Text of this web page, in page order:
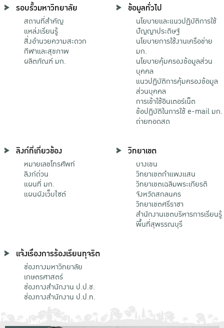
รอบรั้วมหาวิทยาลัย
สถานที่สำคัญ
แหล่งเรียนรู้
สิ่งอำนวยความสะดวก
กีฬาและสุขภาพ
ผลิตภัณฑ์ มก.
ข้อมูลทั่วไป
นโยบายและแนวปฏิบัติการใช้
ปัญญาประดิษฐ์
นโยบายการใช้งานเครือข่าย
มก.
นโยบายคุ้มครองข้อมูลส่วน
บุคคล
แนวปฏิบัติการคุ้มครองข้อมูล
ส่วนบุคคล
การเข้าใช้อินเตอร์เน็ต
ข้อปฏิบัติในการใช้ e-mail มก.
ถ่ายทอดสด
ลิงก์ที่เกี่ยวข้อง
หมายเลขโทรศัพท์
ลิงก์ด่วน
แผนที่ มก.
แผนผังเว็บไซต์
วิทยาเขต
บางเขน
วิทยาเขตกําแพงแสน
วิทยาเขตเฉลิมพระเกียรติ
จังหวัดสกลนคร
วิทยาเขตศรีราชา
สำนักงานเขตบริหารการเรียนรู้
พื้นที่สุพรรณบุรี
แจ้งเรื่องการร้องเรียนทุจริต
ช่องทางมหาวิทยาลัย
เกษตรศาสตร์
ช่องทางสำนักงาน ป.ป.ช.
ช่องทางสำนักงาน ป.ป.ท.